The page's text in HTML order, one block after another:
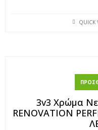
QUICK
3v3 Χρώμα
RENOVATION